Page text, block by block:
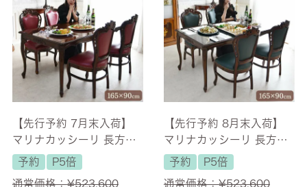
【先行予約 7月末入荷】
マリナカッシーリ 長方形
ダイニングセット5P 4人
掛け 合皮レッド 幅165cm
予約
P5倍
通常価格：¥523,600
【先行予約 8月末入荷】
マリナカッシーリ 長方形
ダイニングセット5P 4人
掛け 合皮グリーン 幅165
予約
P5倍
通常価格：¥523,600